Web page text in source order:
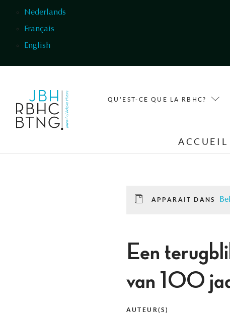
Nederlands
Français
English
QU'EST-CE QUE LA RBHC?
ACCUEIL
APPARAÎT DANS
Een
van 100
AUTEUR(S)